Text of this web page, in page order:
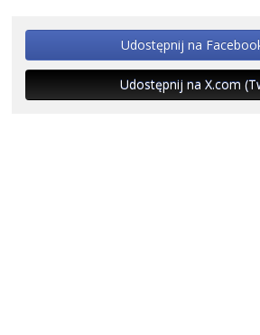
Udostępnij na
Udostępnij na X.com